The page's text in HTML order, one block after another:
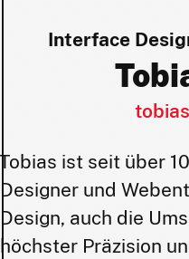
Interface
ist seit über
Designer und
Design, auch die
höchster Präzision